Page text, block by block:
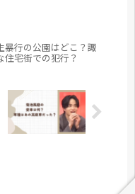
暴行の公園はどこ？諏
住宅街での犯行？